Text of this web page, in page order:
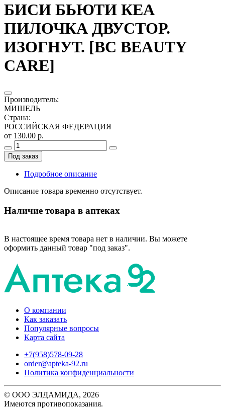
БИСИ БЬЮТИ КЕА
ПИЛОЧКА ДВУСТОР.
ИЗОГНУТ. [BC BEAUTY
CARE]
Производитель:
МИШЕЛЬ
Страна:
РОССИЙСКАЯ ФЕДЕРАЦИЯ
от 130.00 р.
Под заказ
Подробное описание
Описание товара временно отсутствует.
Наличие товара в аптеках
В настоящее время товара нет в наличии. Вы можете
оформить данный товар "под заказ".
О компании
Как заказать
Популярные вопросы
Карта сайта
+7(958)578-09-28
order@apteka-92.ru
Политика конфиденциальности
© ООО ЭЛДАМИДА, 2026
Имеются противопоказания.